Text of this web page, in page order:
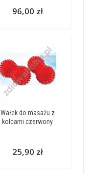
96,00 zł
Wałek do masażu z
kolcami czerwony
25,90 zł